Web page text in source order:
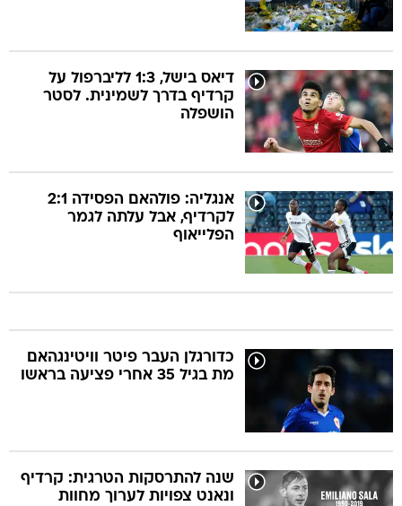
דיאס בישל, 1:3 לליברפול על
קרדיף בדרך לשמינית. לסטר
הושפלה
אנגליה: פולהאם הפסידה 2:1
לקרדיף, אבל עלתה לגמר
הפלייאוף
כדורגלן העבר פיטר וויטינגהאם
מת בגיל 35 אחרי פציעה בראשו
שנה להתרסקות הטרגית: קרדיף
ונאנט צפויות לערוך מחוות